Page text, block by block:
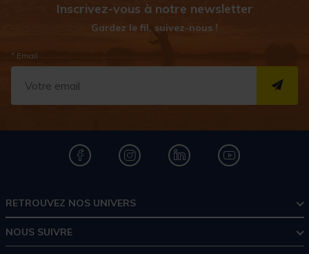
Inscrivez-vous à notre newsletter
Gardez le fil, suivez-nous !
* Email
RETROUVEZ NOS UNIVERS
NOUS SUIVRE